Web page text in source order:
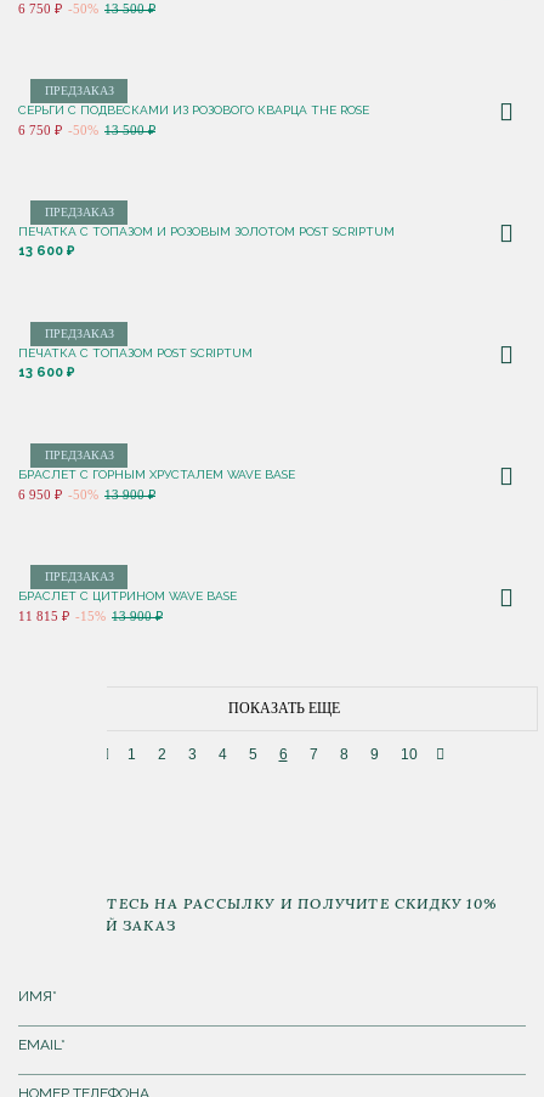
6 750 ₽ -50% 13 500 ₽
ПРЕДЗАКАЗ
СЕРЬГИ С ПОДВЕСКАМИ ИЗ РОЗОВОГО КВАРЦА THE ROSE
6 750 ₽ -50% 13 500 ₽
ПРЕДЗАКАЗ
ПЕЧАТКА С ТОПАЗОМ И РОЗОВЫМ ЗОЛОТОМ POST SCRIPTUM
13 600 ₽
ПРЕДЗАКАЗ
ПЕЧАТКА С ТОПАЗОМ POST SCRIPTUM
13 600 ₽
ПРЕДЗАКАЗ
БРАСЛЕТ С ГОРНЫМ ХРУСТАЛЕМ WAVE BASE
6 950 ₽ -50% 13 900 ₽
ПРЕДЗАКАЗ
БРАСЛЕТ С ЦИТРИНОМ WAVE BASE
11 815 ₽ -15% 13 900 ₽
ПОКАЗАТЬ ЕЩЕ
1 2 3 4 5 6 7 8 9 10
ПОДПИШИТЕСЬ НА РАССЫЛКУ И ПОЛУЧИТЕ СКИДКУ 10%
НА ПЕРВЫЙ ЗАКАЗ